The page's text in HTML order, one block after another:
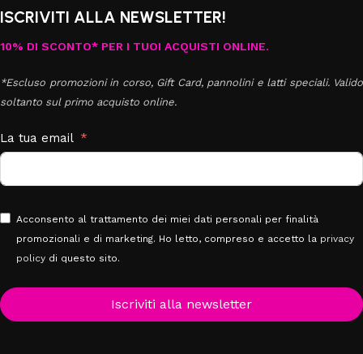
ISCRIVITI ALLA NEWSLETTER!
10% DI SCONTO* PER I TUOI ACQUISTI ONLINE.
*Escluso promozioni in corso, Gift Card, pannolini e latti speciali. Valido
soltanto sul primo acquisto online.
La tua email
Acconsento al trattamento dei miei dati personali per finalità
promozionali e di marketing. Ho letto, compreso e accetto la privacy
policy di questo sito.
Iscriviti alla newsletter